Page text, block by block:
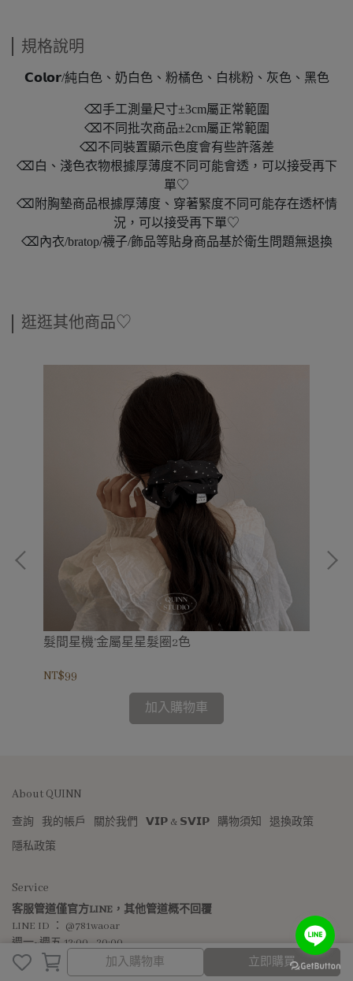
加入購物車
加入購物車 立即購買
規格說明
𝗖𝗼𝗹𝗼𝗿/純白色、奶白色、粉橘色、白桃粉、灰色、黑色
⌫手工測量尺寸±3cm屬正常範圍
⌫不同批次商品±2cm屬正常範圍
⌫不同裝置顯示色度會有些許落差
⌫白、淺色衣物根據厚薄度不同可能會透，可以接受再下
單♡
⌫附胸墊商品根據厚薄度、穿著緊度不同可能存在透杯情
況，可以接受再下單♡
⌫內衣/bratop/襪子/飾品等貼身商品基於衛生問題無退換
逛逛其他商品♡
髮間星機'金屬星星髮圈2色
NT$99
加入購物車
About QUINN
查詢 我的帳戶 關於我們 𝗩𝗜𝗣 & 𝗦𝗩𝗜𝗣 購物須知
退換政策
隱私政策
Service
客服管道僅官方LINE，其他管道概不回覆
LINE ID ： @781waoar
週一~週五 12:00 - 20:00
(周末與國定例假日暫停服務)